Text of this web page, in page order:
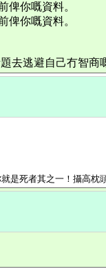
俾你嘅資料。
俾你嘅資料。
去逃避自己冇智商
是死者其之一！攝高枕